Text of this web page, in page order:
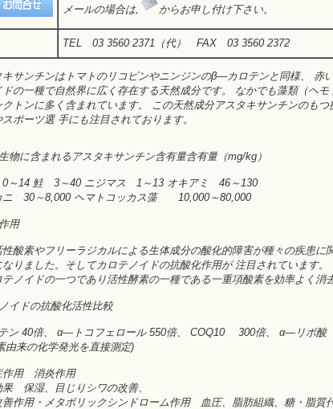
メールの場合は, からお申し付け下さい。
TEL 03 3560 2371（代） FAX 03 3560 2372
サンチンはトマトのリコピンやニンジンのβ―カロテンと同様、 赤
ドの一種で自然界に広く存在する天然成分です。 なかでも藻類（ヘモ
トンに多く含まれています。 この天然成分アスタキサンチンのもつ
ポーツ選 手にも注目されております。
物に含まれるアスタキサンチン含有量含有量（mg/kg）
～14 鮭 3～40 ニジマス 1～13 オキアミ 46～130
ニ 30～8,000 ヘマトコッカス藻 10,000～80,000
用
性酸素やフリーラジカルによる生体成分の酸化的障害が種々の疾患に
なりました。そしてカロテノイドの抗酸化作用が 注目されています。
テノイドの一つであり活性酵素の一種である一重項酸素を効率よく消
イドの抗酸化活性比較
ン 40倍、 α―トコフェロール 550倍、 COQ10 300倍、 α―リボ
由来の化学発光を直接測定)
作用 消炎作用
果 保湿、目じりシワの改善、
善作用・メタボリックシンドローム作用 血圧、脂肪組織、糖・脂質